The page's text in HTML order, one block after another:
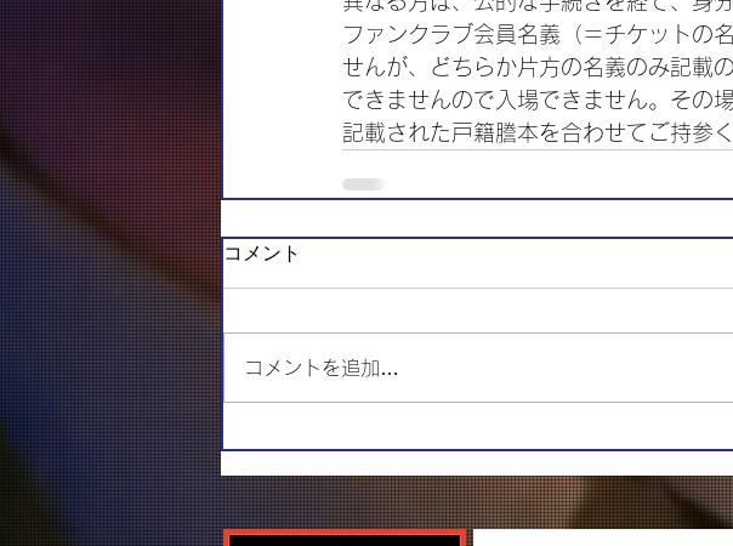
ファンクラブ会員名義（＝チケットの
せんが、どちらか片方の名義のみ記載
できませんので入場できません。その
記載された戸籍謄本を合わせてご持参く
コメント
コメントを追加…